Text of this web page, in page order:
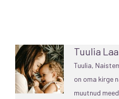
Tuulia
Tuulia,
on oma kirge
muutnud